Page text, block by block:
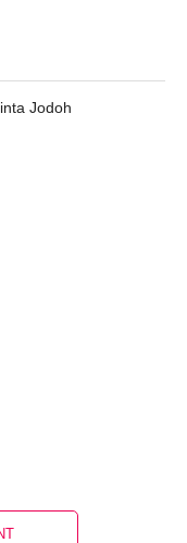
Jodoh